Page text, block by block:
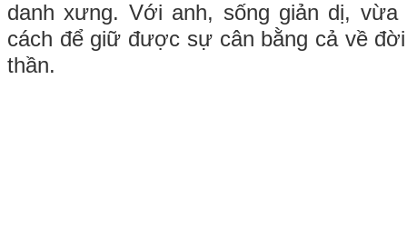
danh xưng. Với anh, sống giản dị,
cách để giữ được sự cân bằng cả về
thần.